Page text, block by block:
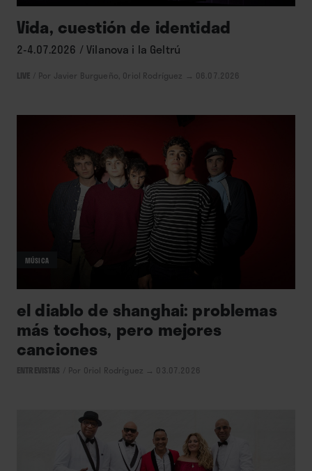
Vida, cuestión de identidad
2-4.07.2026 / Vilanova i la Geltrú
LIVE Por Javier Burgueño, Oriol Rodríguez → 06.07.2026
MÚSICA
el diablo de shanghai: problemas
más tochos, pero mejores
canciones
ENTREVISTAS Por Oriol Rodríguez → 03.07.2026